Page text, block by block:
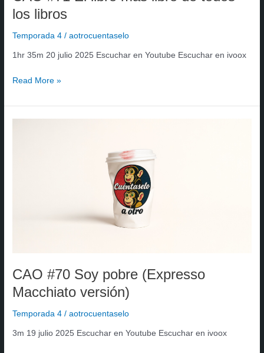
los libros
Temporada 4 /aotrocuentaselo
1hr 35m 20 julio 2025 Escuchar en Youtube Escuchar en ivoox
Read More »
CAO #70 Soy pobre (Expresso
Macchiato versión)
Temporada 4 /aotrocuentaselo
3m 19 julio 2025 Escuchar en Youtube Escuchar en ivoox